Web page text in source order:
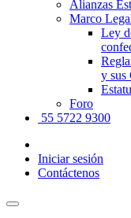
Alianzas
Marco
Ley
y sus
Foro
55 5722 9300
Iniciar sesión
Contáctenos